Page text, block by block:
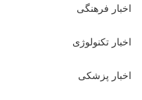
اخبار فرهنگی
اخبار تکنولوژی
اخبار پزشکی